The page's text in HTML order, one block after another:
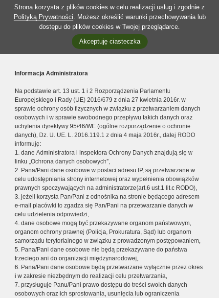
Strona korzysta z plików cookies w celu realizacji usług i zgodnie z
Polityką Prywatności. Możesz określić warunki przechowywania lub
dostępu do plików cookies w Twojej przeglądarce.
Akceptuję ciasteczka
Informacja Administratora
Na podstawie art. 13 ust. 1 i 2 Rozporządzenia Parlamentu
Europejskiego i Rady (UE) 2016/679 z dnia 27 kwietnia 2016r. w
sprawie ochrony osób fizycznych w związku z przetwarzaniem danych
osobowych i w sprawie swobodnego przepływu takich danych oraz
uchylenia dyrektywy 95/46/WE (ogólne rozporządzenie o ochronie
danych), Dz. U. UE. L. 2016.119.1 z dnia 4 maja 2016r., dalej RODO
informuję:
1. dane Administratora i Inspektora Ochrony Danych znajdują się w
linku „Ochrona danych osobowych”,
2. Pana/Pani dane osobowe w postaci adresu IP, są przetwarzane w
celu udostępniania strony internetowej oraz wypełnienia obowiązków
prawnych spoczywających na administratorze(art.6 ust.1 lit.c RODO),
3. jeżeli korzysta Pan/Pani z odnośnika na stronie będącego adresem
e-mail placówki to zgadza się Pan/Pani na przetwarzanie danych w
celu udzielenia odpowiedzi,
4. dane osobowe mogą być przekazywane organom państwowym,
organom ochrony prawnej (Policja, Prokuratura, Sąd) lub organom
samorządu terytorialnego w związku z prowadzonym postępowaniem,
5. Pana/Pani dane osobowe nie będą przekazywane do państwa
trzeciego ani do organizacji międzynarodowej,
6. Pana/Pani dane osobowe będą przetwarzane wyłącznie przez okres
i w zakresie niezbędnym do realizacji celu przetwarzania,
7. przysługuje Panu/Pani prawo dostępu do treści swoich danych
osobowych oraz ich sprostowania, usunięcia lub ograniczenia